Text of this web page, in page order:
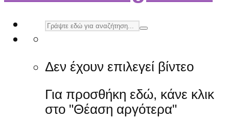
Δεν έχουν επιλεγεί βίντεο
Για προσθήκη εδώ, κάνε κλικ
στο "Θέαση αργότερα"